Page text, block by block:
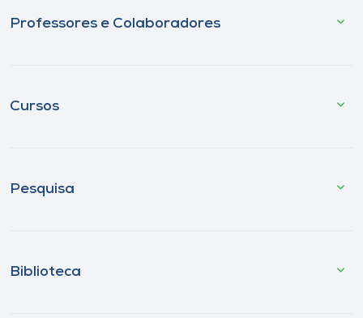
Professores e Colaboradores
Cursos
Pesquisa
Biblioteca